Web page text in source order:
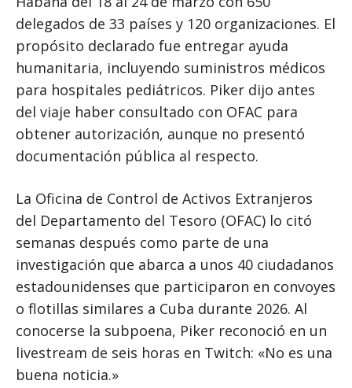
delegados de 33 países y 120 organizaciones. El
propósito declarado fue entregar ayuda
humanitaria, incluyendo suministros médicos
para hospitales pediátricos. Piker dijo antes
del viaje haber consultado con OFAC para
obtener autorización, aunque no presentó
documentación pública al respecto.
La Oficina de Control de Activos Extranjeros
del Departamento del Tesoro (OFAC) lo citó
semanas después como parte de una
investigación que abarca a unos 40 ciudadanos
estadounidenses que participaron en convoyes
o flotillas similares a Cuba durante 2026. Al
conocerse la subpoena, Piker reconoció en un
livestream de seis horas en Twitch: «No es una
buena noticia.»